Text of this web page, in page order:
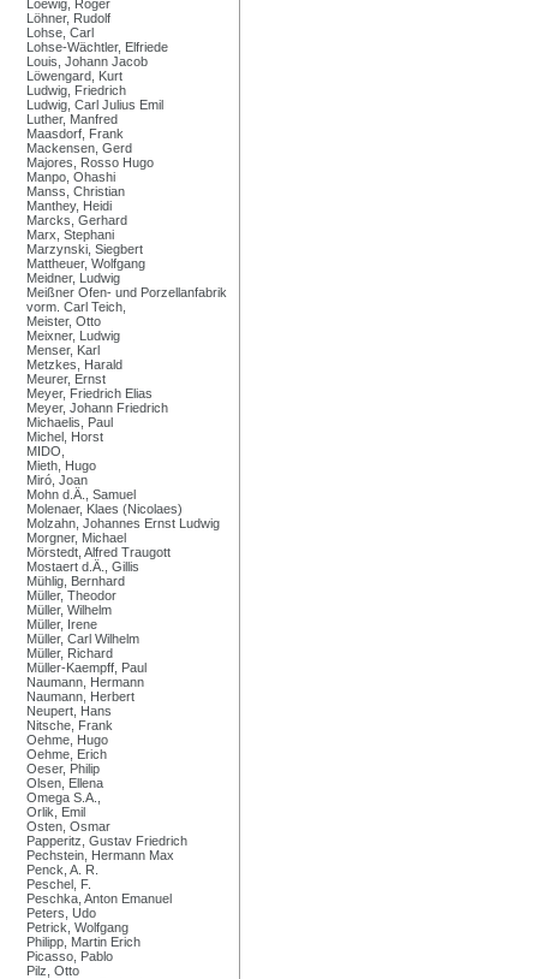
Loewig, Roger
Löhner, Rudolf
Lohse, Carl
Lohse-Wächtler, Elfriede
Louis, Johann Jacob
Löwengard, Kurt
Ludwig, Friedrich
Ludwig, Carl Julius Emil
Luther, Manfred
Maasdorf, Frank
Mackensen, Gerd
Majores, Rosso Hugo
Manpo, Ohashi
Manss, Christian
Manthey, Heidi
Marcks, Gerhard
Marx, Stephani
Marzynski, Siegbert
Mattheuer, Wolfgang
Meidner, Ludwig
Meißner Ofen- und Porzellanfabrik
vorm. Carl Teich,
Meister, Otto
Meixner, Ludwig
Menser, Karl
Metzkes, Harald
Meurer, Ernst
Meyer, Friedrich Elias
Meyer, Johann Friedrich
Michaelis, Paul
Michel, Horst
MIDO,
Mieth, Hugo
Miró, Joan
Mohn d.Ä., Samuel
Molenaer, Klaes (Nicolaes)
Molzahn, Johannes Ernst Ludwig
Morgner, Michael
Mörstedt, Alfred Traugott
Mostaert d.Ä., Gillis
Mühlig, Bernhard
Müller, Theodor
Müller, Wilhelm
Müller, Irene
Müller, Carl Wilhelm
Müller, Richard
Müller-Kaempff, Paul
Naumann, Hermann
Naumann, Herbert
Neupert, Hans
Nitsche, Frank
Oehme, Hugo
Oehme, Erich
Oeser, Philip
Olsen, Ellena
Omega S.A.,
Orlik, Emil
Osten, Osmar
Papperitz, Gustav Friedrich
Pechstein, Hermann Max
Penck, A. R.
Peschel, F.
Peschka, Anton Emanuel
Peters, Udo
Petrick, Wolfgang
Philipp, Martin Erich
Picasso, Pablo
Pilz, Otto